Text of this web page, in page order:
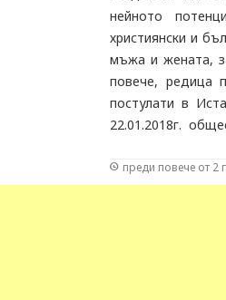
нейното
християнски и
мъжа и жената,
повече, редица
постулати в
22.01.2018г.
Българското
отстояването
преди повече от 2